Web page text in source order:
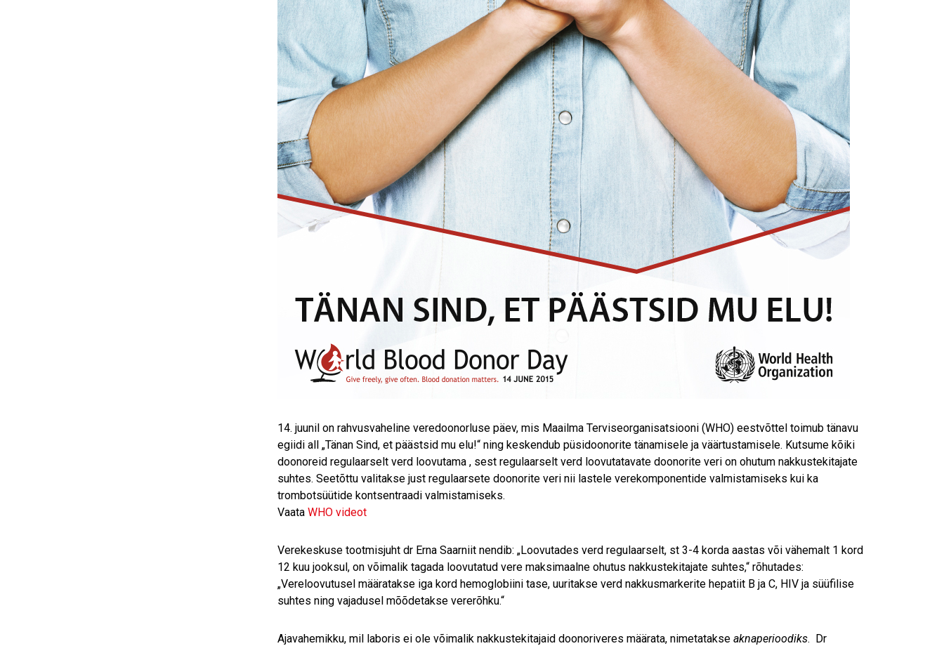
14. juunil on rahvusvaheline veredoonorluse päev, mis Maailma Terviseorganisatsiooni (WHO) eestvõttel toimub tänavu
egiidi all „Tänan Sind, et päästsid mu elu!“ ning keskendub püsidoonorite tänamisele ja väärtustamisele. Kutsume kõiki
doonoreid regulaarselt verd loovutama , sest regulaarselt verd loovutatavate doonorite veri on ohutum nakkustekitajate
suhtes. Seetõttu valitakse just regulaarsete doonorite veri nii lastele verekomponentide valmistamiseks kui ka
trombotsüütide kontsentraadi valmistamiseks.
Vaata WHO videot
Verekeskuse tootmisjuht dr Erna Saarniit nendib: „Loovutades verd regulaarselt, st 3-4 korda aastas või vähemalt 1 kord
12 kuu jooksul, on võimalik tagada loovutatud vere maksimaalne ohutus nakkustekitajate suhtes,“ rõhutades:
„Vereloovutusel määratakse iga kord hemoglobiini tase, uuritakse verd nakkusmarkerite hepatiit B ja C, HIV ja süüfilise
suhtes ning vajadusel mõõdetakse vererõhku.“
Ajavahemikku, mil laboris ei ole võimalik nakkustekitajaid doonoriveres määrata, nimetatakse aknaperioodiks. Dr